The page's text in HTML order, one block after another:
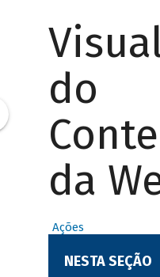
do
da
Ações
NESTA SEÇÃO